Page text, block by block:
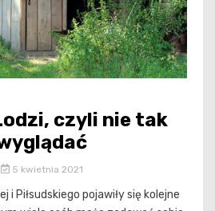
czyli nie tak
5 kwietnia 2021
i Piłsudskiego pojawiły się kolejne